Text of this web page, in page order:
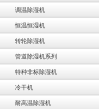
光学仪器、生物工程、医药、包装
所有需要进行干燥处理的场所。
调温除湿机
恒温恒湿机
转轮除湿机
管道除湿机系列
特种非标除湿机
冷干机
耐高温除湿机